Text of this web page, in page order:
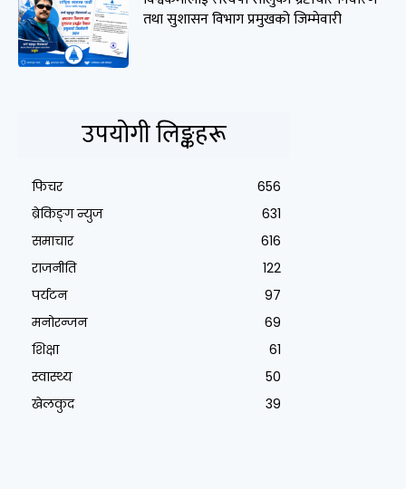
तथा सुशासन विभाग प्रमुखको जिम्मेवारी
उपयोगी लिङ्कहरू
फिचर
656
ब्रेकिङ्ग न्युज
631
समाचार
616
राजनीति
122
पर्यटन
97
मनोरन्जन
69
शिक्षा
61
स्वास्थ्य
50
खेलकुद
39